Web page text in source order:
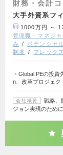
財務・会計
大手外資系フ
1000万円 ～
管理職・マネジャ
み
ポテンシャ
制度
フレック
・Global PEの投
n、改革プロジェク
会社概要
戦略、
ジョン実現のため